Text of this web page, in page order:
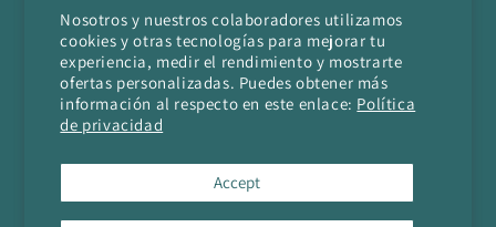
Nosotros y nuestros colaboradores utilizamos
cookies y otras tecnologías para mejorar tu
experiencia, medir el rendimiento y mostrarte
ofertas personalizadas. Puedes obtener más
información al respecto en este enlace: Política
de privacidad
Accept
SUSCRÍBETE A NUESTRA
NEWSLETTER
Y recibe un código 10% para tu próxima compra